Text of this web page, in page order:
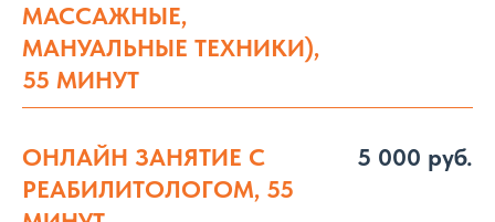
МАССАЖНЫЕ,
МАНУАЛЬНЫЕ ТЕХНИКИ),
55 МИНУТ
ОНЛАЙН ЗАНЯТИЕ С
РЕАБИЛИТОЛОГОМ, 55
5 000 руб.